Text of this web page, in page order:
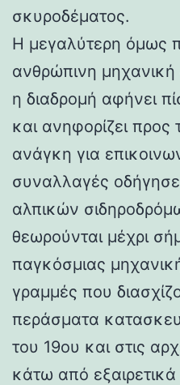
σκυροδέματος.
Η μεγαλύτερη όμως
ανθρώπινη
η διαδρομή αφήνει
και ανηφορίζει προς
ανάγκη για
συναλλαγές
αλπικών
θεωρούνται μέχρι
παγκόσμιας
γραμμές που
περάσματα
του 19ου και στις
κάτω από